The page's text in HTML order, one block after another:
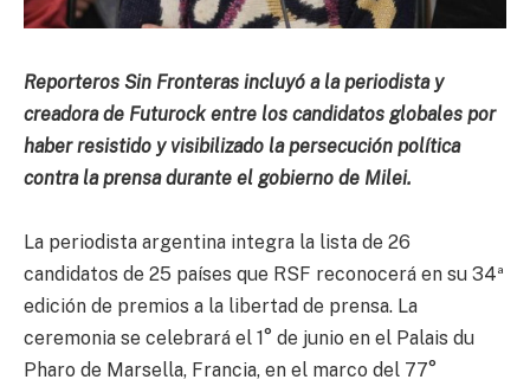
Reporteros Sin Fronteras incluyó a la periodista y
creadora de Futurock entre los candidatos globales por
haber resistido y visibilizado la persecución política
contra la prensa durante el gobierno de Milei.
La periodista argentina integra la lista de 26
candidatos de 25 países que RSF reconocerá en su 34ª
edición de premios a la libertad de prensa. La
ceremonia se celebrará el 1° de junio en el Palais du
Pharo de Marsella, Francia, en el marco del 77°